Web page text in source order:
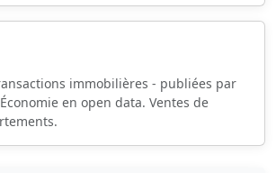
immobilières - publiées par
en open data. Ventes de